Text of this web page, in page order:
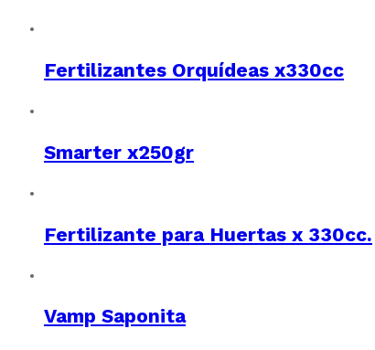
Fertilizantes Orquídeas x330cc
Smarter x250gr
Fertilizante para Huertas x 330cc.
Vamp Saponita